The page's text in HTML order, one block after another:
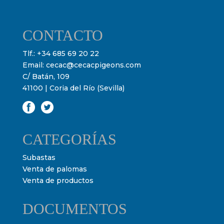
CONTACTO
Tlf.: +34 685 69 20 22
Email: cecac@cecacpigeons.com
C/ Batán, 109
41100 | Coria del Río (Sevilla)
CATEGORÍAS
Subastas
Venta de palomas
Venta de productos
DOCUMENTOS